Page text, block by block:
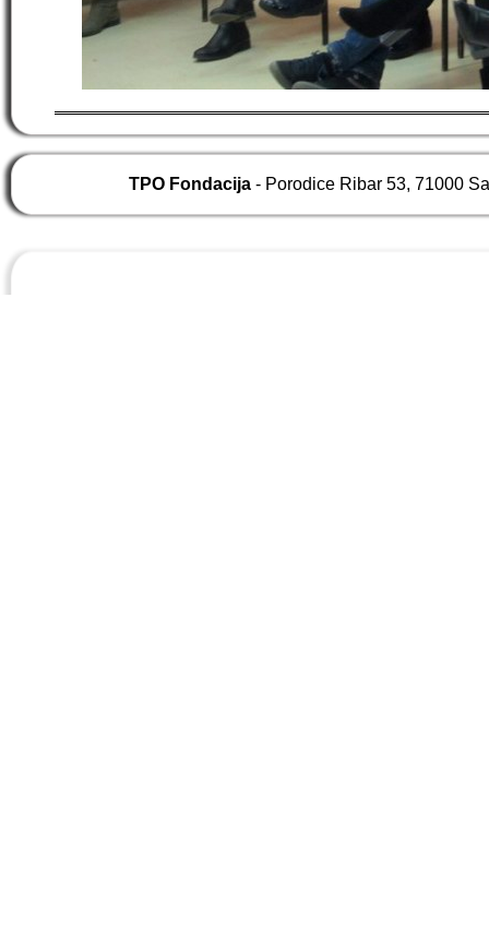
TPO Fondacija - Porodice Ribar 53, 71000